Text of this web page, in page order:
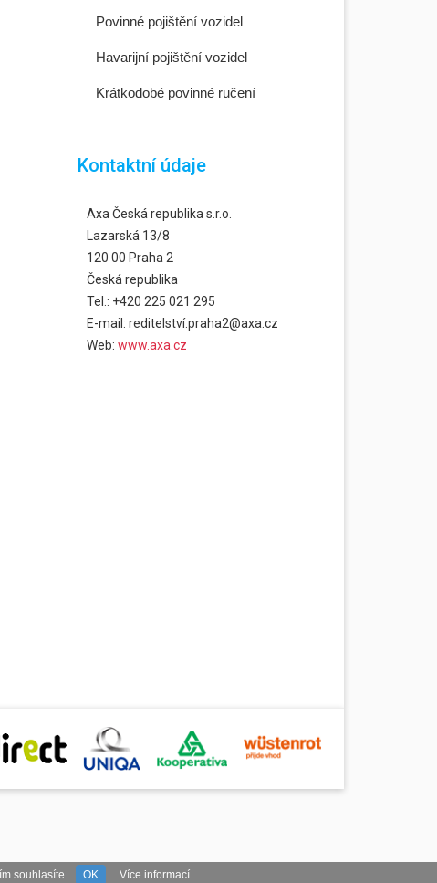
Povinné pojištění vozidel
Havarijní pojištění vozidel
Krátkodobé povinné ručení
Kontaktní údaje
Axa Česká republika s.r.o.
Lazarská 13/8
120 00 Praha 2
Česká republika
Tel.: +420 225 021 295
E-mail: reditelství.praha2@axa.cz
Web: www.axa.cz
souhlasíte. OK Více informací